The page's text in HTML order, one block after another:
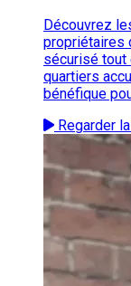
Découvrez
propriétaires
sécurisé tout
quartiers
bénéfique
Regarder